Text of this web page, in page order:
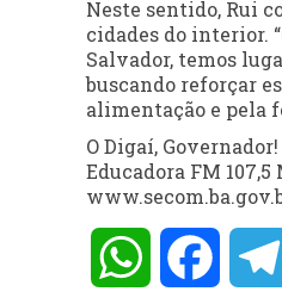
Neste sentido, Rui
cidades do interior.
Salvador, temos
buscando reforçar
alimentação e pela
O Digaí,
Educadora FM
WhatsApp